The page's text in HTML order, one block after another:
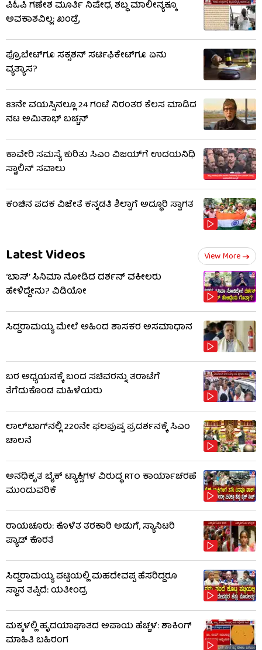
ಪಿಓಪಿ ಗಣೇಶ ಮೂರ್ತಿ ನಿಷೇಧ, ಶಬ್ಧ ಮಾಲೀನ್ಯಕ್ಕೂ
ಅವಕಾಶವಿಲ್ಲ: ಖಂಡ್ರೆ
ಪ್ರೊಬೇಟ್​ಗೂ ಸಕ್ಸಶನ್ ಸರ್ಟಿಫಿಕೇಟ್​ಗೂ ಏನು
ವ್ಯತ್ಯಾಸ?
83ನೇ ವಯಸ್ಸಿನಲ್ಲೂ 24 ಗಂಟೆ ನಿರಂತರ ಕೆಲಸ ಮಾಡಿದ
ನಟ ಅಮಿತಾಭ್ ಬಚ್ಚನ್
ಕಾವೇರಿ ಸಮಸ್ಯೆ ಕುರಿತು ಸಿಎಂ ವಿಜಯ್‌ಗೆ ಉದಯನಿಧಿ
ಸ್ಟಾಲಿನ್ ಸವಾಲು
ಕಂಚಿನ ಪದಕ ವಿಜೇತೆ ಕನ್ನಡತಿ ಶಿಲ್ಪಾಗೆ ಅದ್ಧೂರಿ ಸ್ವಾಗತ
Latest Videos View More
‘ಬಾಸ್’ ಸಿನಿಮಾ ನೋಡಿದ ದರ್ಶನ್ ವಕೀಲರು
ಹೇಳಿದ್ದೇನು? ವಿಡಿಯೋ
ಸಿದ್ದರಾಮಯ್ಯ ಮೇಲೆ ಅಹಿಂದ ಶಾಸಕರ ಅಸಮಾಧಾನ
ಬರ ಅಧ್ಯಯನಕ್ಕೆ ಬಂದ ಸಚಿವರನ್ನು ತರಾಟೆಗೆ
ತೆಗೆದುಕೊಂಡ ಮಹಿಳೆಯರು
ಲಾಲ್‌ಬಾಗ್​​ನಲ್ಲಿ 220ನೇ ಫಲಪುಷ್ಪ ಪ್ರದರ್ಶನಕ್ಕೆ ಸಿಎಂ
ಚಾಲನೆ
ಅನಧಿಕೃತ ಬೈಕ್ ಟ್ಯಾಕ್ಸಿಗಳ ವಿರುದ್ಧ RTO ಕಾರ್ಯಾಚರಣೆ
ಮುಂದುವರಿಕೆ
ರಾಯಚೂರು: ಕೊಳೆತ ತರಕಾರಿ ಅಡುಗೆ, ಸ್ಯಾನಿಟರಿ
ಪ್ಯಾಡ್ ಕೊರತೆ
ಸಿದ್ದರಾಮಯ್ಯ ಪಟ್ಟಿಯಲ್ಲಿ ಮಹದೇವಪ್ಪ ಹೆಸರಿದ್ದರೂ
ಸ್ಥಾನ ತಪ್ಪಿದೆ: ಯತೀಂದ್ರ
ಮಕ್ಕಳಲ್ಲಿ ಹೃದಯಾಘಾತದ ಅಪಾಯ ಹೆಚ್ಚಳ: ಶಾಕಿಂಗ್​​
ಮಾಹಿತಿ ಬಹಿರಂಗ